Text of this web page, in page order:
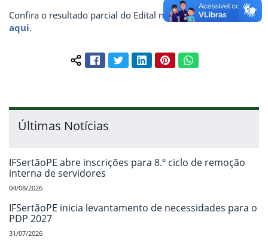
Confira o resultado parcial do Edital nº 69/2026clicando
aqui.
Compartilhar conteúdo:
FacebookTwitterLinkedInPinterestWhatsApp
Últimas Notícias
IFSertãoPE abre inscrições para 8.º ciclo de remoção
interna de servidores
04/08/2026
IFSertãoPE inicia levantamento de necessidades para o
PDP 2027
31/07/2026